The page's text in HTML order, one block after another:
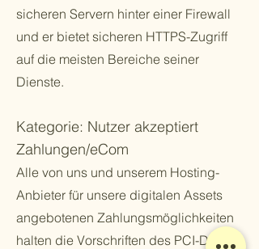
sicheren Servern hinter einer Firewall
und er bietet sicheren HTTPS-Zugriff
auf die meisten Bereiche seiner
Dienste.
Kategorie: Nutzer akzeptiert
Zahlungen/eCom
Alle von uns und unserem Hosting-
Anbieter für unsere digitalen Assets
angebotenen Zahlungsmöglichkeiten
halten die Vorschriften des PCI-DSS